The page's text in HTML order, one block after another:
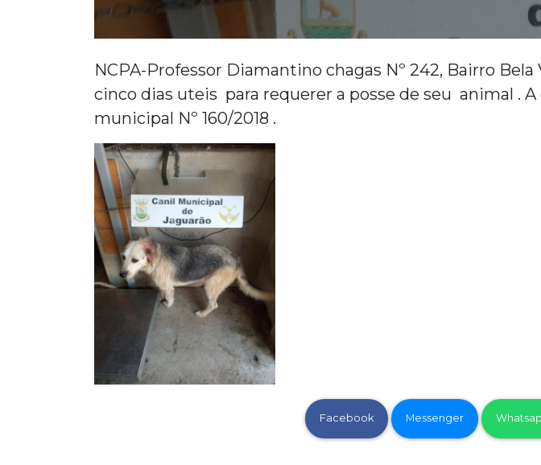
NCPA-Professor Diamantino chagas Nº 242, Bairro
cinco dias uteis para requerer a posse de seu animal .
municipal Nº 160/2018 .
Facebook Messenger